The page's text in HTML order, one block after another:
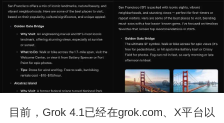
目前，Grok 4.1已经在grok.com、X平台以